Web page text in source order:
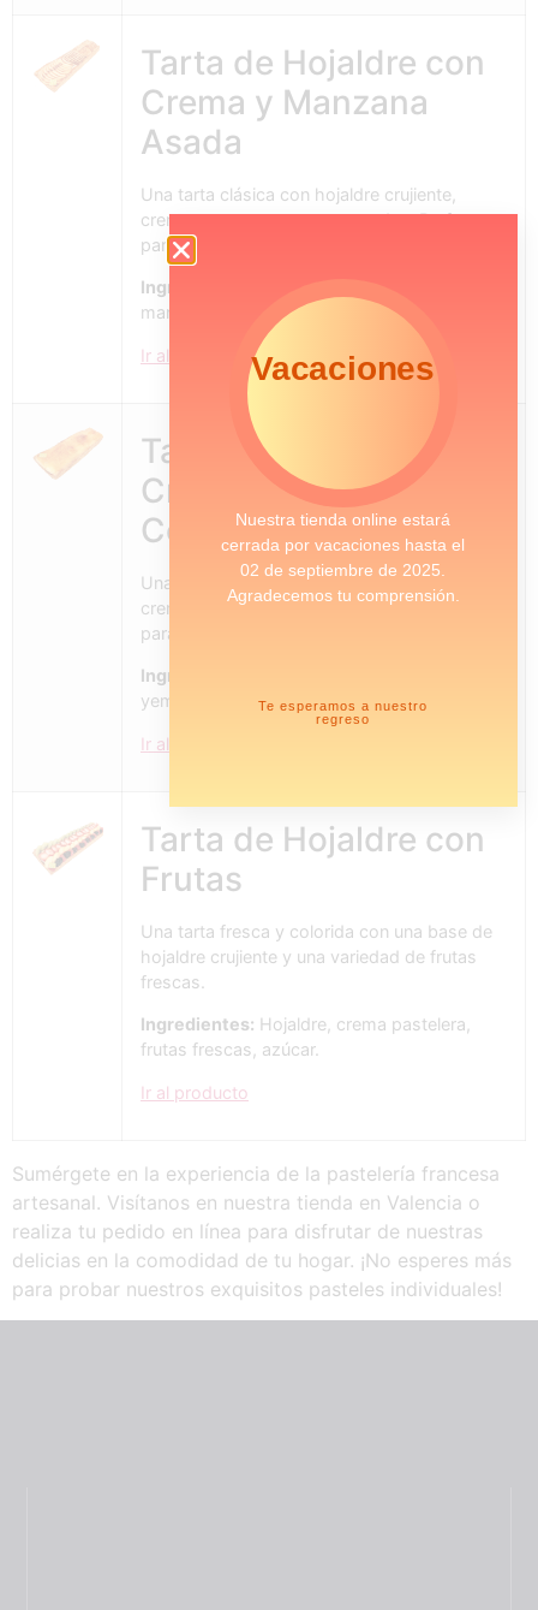
Tarta de Hojaldre con
Crema y Manzana
Asada
Una tarta clásica con hojaldre crujiente,
crema suave y manzanas asadas. Perfecta
para acompañar con una taza de café o té.
Ingredientes:
manzanas frescas, azúcar, canela.
Ir al producto
Tarta de Hojaldre con
Crema y Yema
Confitada
Una deliciosa tarta con capas de hojaldre,
crema pastelera y yema confitada. Perfecta
para cualquier ocasión especial.
Ingredientes:
yema confitada, azúcar.
Ir al producto
Tarta de Hojaldre con
Frutas
Una tarta fresca y colorida con una base de
hojaldre crujiente y una variedad de frutas
frescas.
Ingredientes: Hojaldre, crema pastelera,
frutas frescas, azúcar.
Ir al producto
Sumérgete en la experiencia de la pastelería francesa
artesanal. Visítanos en nuestra tienda en Valencia o
realiza tu pedido en línea para disfrutar de nuestras
delicias en la comodidad de tu hogar. ¡No esperes más
para probar nuestros exquisitos pasteles individuales!
Vacaciones
Nuestra tienda online estará
cerrada por vacaciones hasta el
02 de septiembre de 2025.
Agradecemos tu comprensión.
Te esperamos a nuestro
regreso